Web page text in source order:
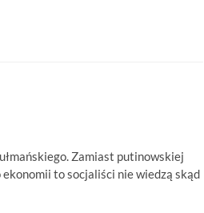
Zamiast putinowskiej
to socjaliści nie wiedzą skąd